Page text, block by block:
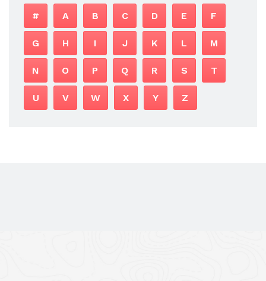
# A B C D E F
G H I J K L M
N O P Q R S T
U V W X Y Z